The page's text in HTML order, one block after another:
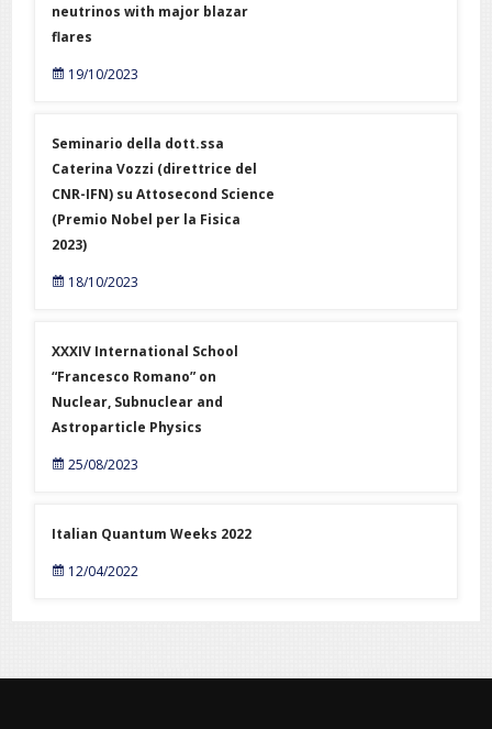
neutrinos with major blazar
flares
19/10/2023
Seminario della dott.ssa
Caterina Vozzi (direttrice del
CNR-IFN) su Attosecond Science
(Premio Nobel per la Fisica
2023)
18/10/2023
XXXIV International School
“Francesco Romano” on
Nuclear, Subnuclear and
Astroparticle Physics
25/08/2023
Italian Quantum Weeks 2022
12/04/2022